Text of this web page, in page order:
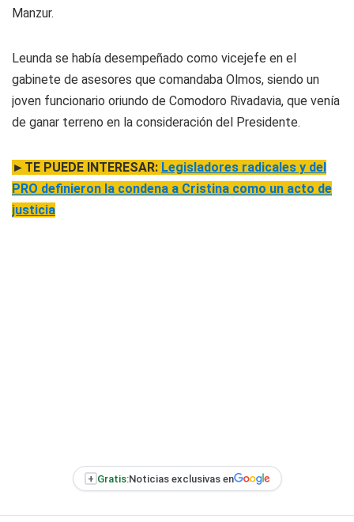
Manzur.
Leunda se había desempeñado como vicejefe en el
gabinete de asesores que comandaba Olmos, siendo un
joven funcionario oriundo de Comodoro Rivadavia, que venía
de ganar terreno en la consideración del Presidente.
►TE PUEDE INTERESAR: Legisladores radicales y del
PRO definieron la condena a Cristina como un acto de
justicia
+ Gratis:Noticias exclusivas en